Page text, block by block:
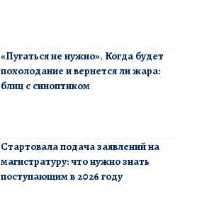
«Пугаться не нужно». Когда будет
похолодание и вернется ли жара:
блиц с синоптиком
Стартовала подача заявлений на
магистратуру: что нужно знать
поступающим в 2026 году